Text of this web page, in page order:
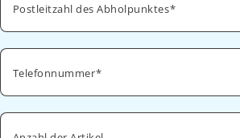
Postleitzahl des Abholpunktes
Telefonnummer